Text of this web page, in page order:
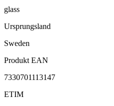
glass
Ursprungsland
Sweden
Produkt EAN
7330701113147
ETIM